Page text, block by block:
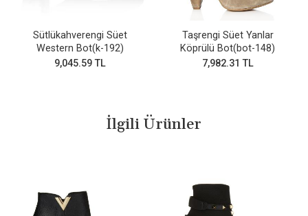
Sütlükahverengi Süet
Western Bot(k-192)
9,045.59 TL
Taşrengi Süet Yanlar
Köprülü Bot(bot-148)
7,982.31 TL
İlgili Ürünler